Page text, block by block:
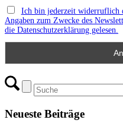
Ich bin jederzeit widerruflich
Angaben zum Zwecke des
die Datenschutzerklärung gelesen.
Neueste Beiträge